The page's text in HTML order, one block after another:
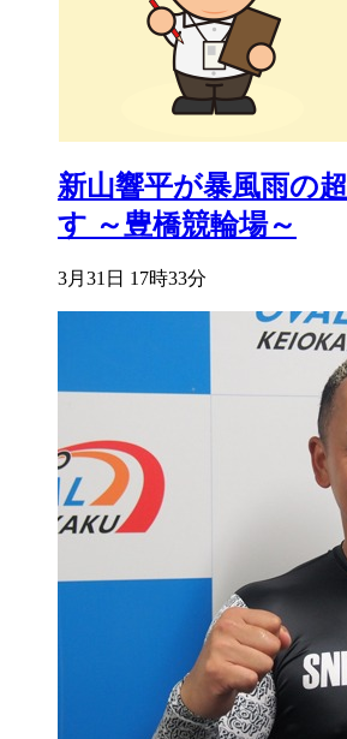
新山響平が暴風雨の
す ～豊橋競輪場～
3月31日 17時33分